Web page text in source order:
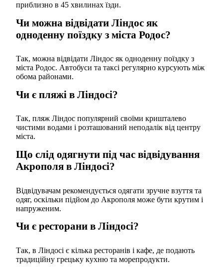
приблизно в 45 хвилинах їзди.
Чи можна відвідати Ліндос як
одноденну поїздку з міста Родос?
Так, можна відвідати Ліндос як одноденну поїздку з
міста Родос. Автобуси та таксі регулярно курсують між
обома районами.
Чи є пляжі в Ліндосі?
Так, пляж Ліндос популярний своїми кришталево
чистими водами і розташований неподалік від центру
міста.
Що слід одягнути під час відвідування
Акрополя в Ліндосі?
Відвідувачам рекомендується одягати зручне взуття та
одяг, оскільки підйом до Акрополя може бути крутим і
напруженим.
Чи є ресторани в Ліндосі?
Так, в Ліндосі є кілька ресторанів і кафе, де подають
традиційну грецьку кухню та морепродукти.